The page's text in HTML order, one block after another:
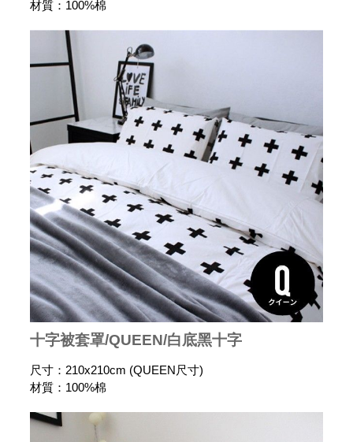
材質：100%棉
十字被套罩/QUEEN/白底黑十字
尺寸：210x210cm (QUEEN尺寸)
材質：100%棉